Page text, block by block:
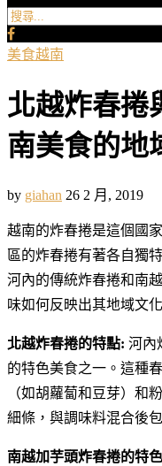
美食越南
北越炸春捲
南美食的地
by giahan 26 2 月, 2019
越南的炸春捲是這個國
區的炸春捲有著各自獨
河內的傳統炸春捲和南
味如何反映出其地域文
北越炸春捲的特點: 河內
的特色美食之一。這種
（如胡蘿蔔和豆芽）和
細條，與調味料混合後
南越加芋頭炸春捲的特